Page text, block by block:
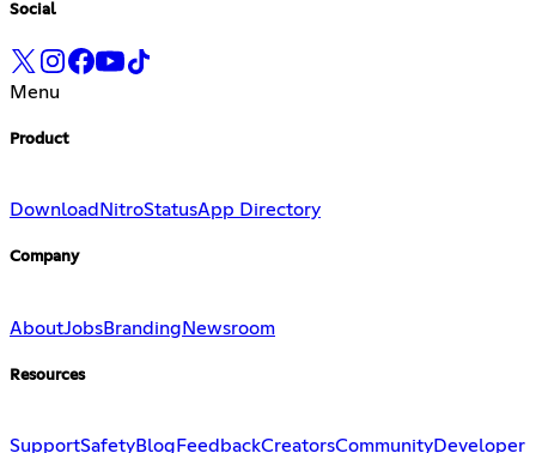
Social
Menu
Product
Download NitroStatusApp Directory
Company
AboutJobsBrandingNewsroom
Resources
SupportSafetyBlog FeedbackCreatorsCommunityDeveloper